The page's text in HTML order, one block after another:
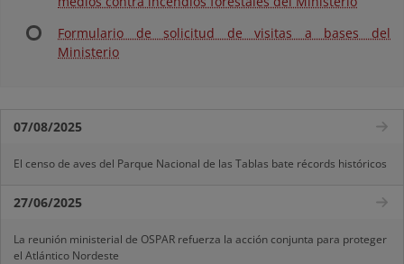
Formulario de solicitud de visitas a bases del
Ministerio
07/08/2025
El censo de aves del Parque Nacional de las Tablas bate récords históricos
27/06/2025
La reunión ministerial de OSPAR refuerza la acción conjunta para proteger
el Atlántico Nordeste